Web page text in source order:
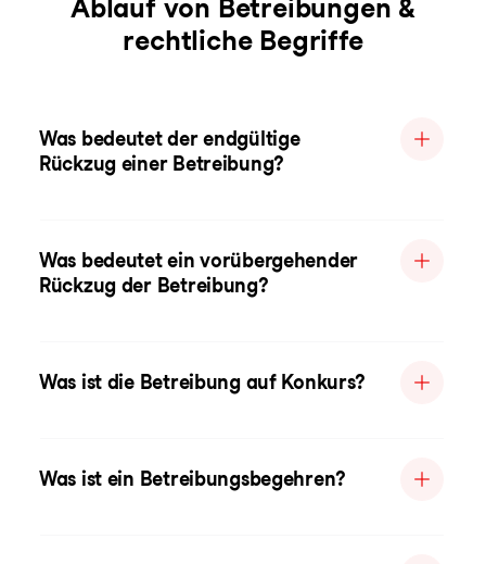
Ablauf von Betreibungen &
rechtliche Begriffe
Was bedeutet der endgültige
Rückzug einer Betreibung?
Was bedeutet ein vorübergehender
Rückzug der Betreibung?
Was ist die Betreibung auf Konkurs?
Was ist ein Betreibungsbegehren?